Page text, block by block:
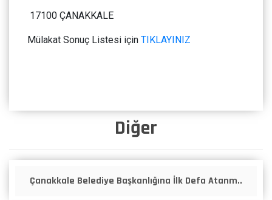
Diğer
Çanakkale Belediye Başkanlığına İlk Defa Atanm..
Üniversite Öğrencilerine Yönelik Öğrenim Yardı..
17100 ÇANAKKALE
Mülakat Sonuç Listesi için TIKLAYINIZ